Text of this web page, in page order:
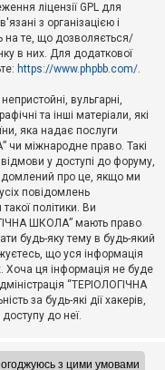
ліцензії GPL для
з організацією і
на те, що дозволяється/
в них. Для додаткової
https://www.phpbb.com/.
вульгарні,
та інші матеріали, які
яка надає послуги
міжнародне право. Такі
відмови у доступі до форуму,
про це, якщо ми
повідомлень
політики. Ви
ШКОЛА” мають право
будь-яку тему в будь-який
що уся інформація
Хоча ця інформація не буде
“ТЕРІОЛОГІЧНА
за будь-які дії хакерів,
до неї.